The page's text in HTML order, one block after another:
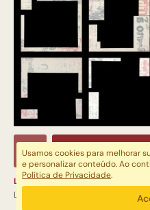
LIVRO DE ARTISTA - RECORTES
LUIZ MARTINS
Usamos cookies para melhorar
e personalizar conteúdo. Ao
Política de Privacidade.